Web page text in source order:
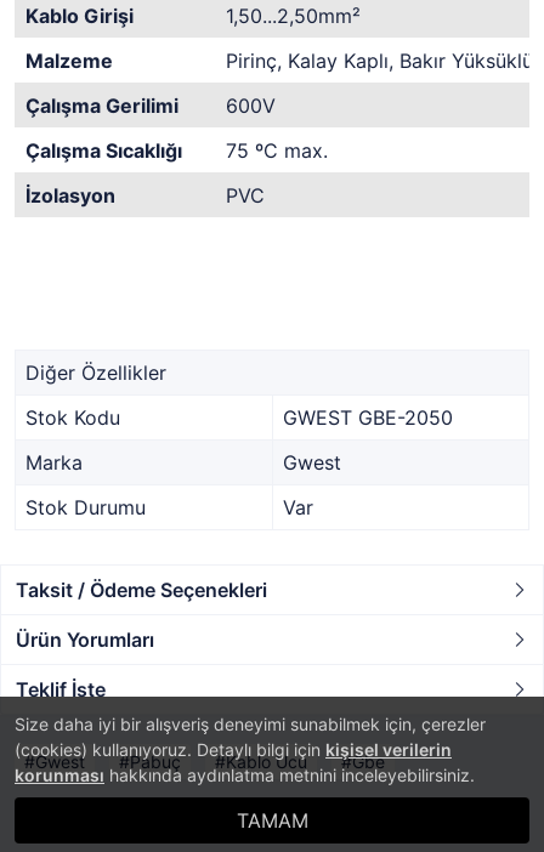
Size daha iyi bir alışveriş deneyimi sunabilmek için, çerezler
(cookies) kullanıyoruz. Detaylı bilgi için kişisel verilerin
korunması hakkında aydınlatma metnini inceleyebilirsiniz.
TAMAM
Kablo Girişi
1,50...2,50mm²
Malzeme
Pirinç, Kalay Kaplı, Bakır Yüksüklü
Çalışma Gerilimi
600V
Çalışma Sıcaklığı
75 ºC max.
İzolasyon
PVC
Diğer Özellikler
Stok Kodu
GWEST GBE-2050
Marka
Gwest
Stok Durumu
Var
Taksit / Ödeme Seçenekleri
Ürün Yorumları
Teklif İste
Gwest Pabuç Kablo Ucu Gbe
E-Ticaret Sistemi